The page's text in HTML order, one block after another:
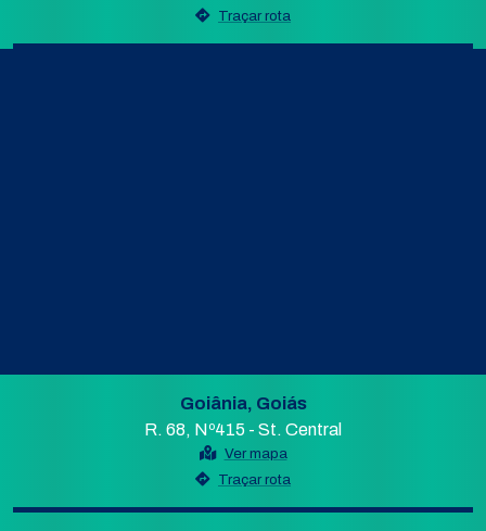
Traçar rota
Goiânia, Goiás
R. 68, Nº415 - St. Central
Ver mapa
Traçar rota